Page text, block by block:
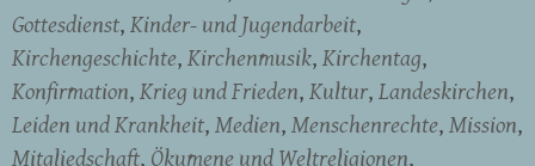
Gottesdienst Kinder- und Jugendarbeit
Kirchengeschichte Kirchenmusik Kirchentag
Konfirmation Krieg und Frieden Kultur Landeskirchen
Leiden und Krankheit Medien Menschenrechte Mission
Mitgliedschaft Ökumene und Weltreligionen